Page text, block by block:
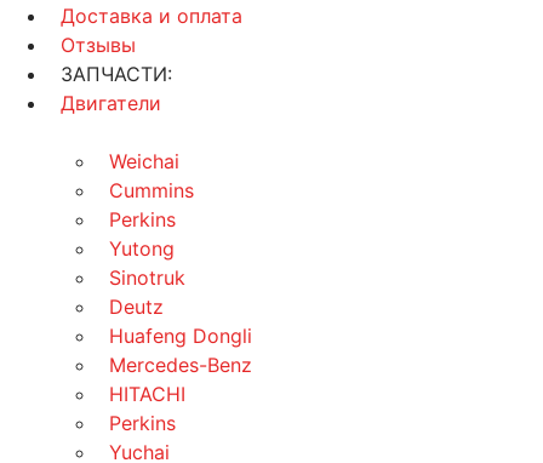
Доставка и оплата
Отзывы
ЗАПЧАСТИ:
Двигатели
Weichai
Cummins
Perkins
Yutong
Sinotruk
Deutz
Huafeng Dongli
Mercedes-Benz
HITACHI
Perkins
Yuchai